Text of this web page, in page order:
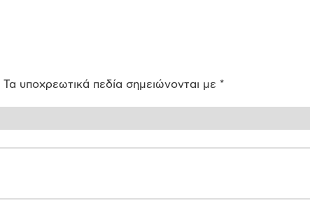
Τα υποχρεωτικά πεδία σημειώνονται με *